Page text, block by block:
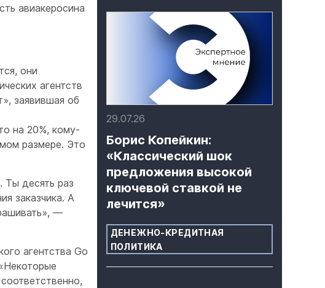
авиакеросина
они
агентств
заявившая об
на 20%, кому-
размере. Это
Ты десять раз
заказчика. А
—
агентства Go
29.07.26
Борис Копейкин:
«Классический шок
предложения высокой
ключевой ставкой не
лечится»
ДЕНЕЖНО-КРЕДИТНАЯ
ПОЛИТИКА